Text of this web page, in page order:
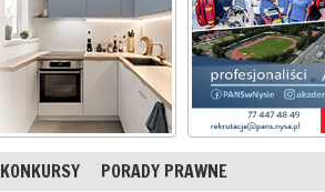
KONKURSY PORADY PRAWNE